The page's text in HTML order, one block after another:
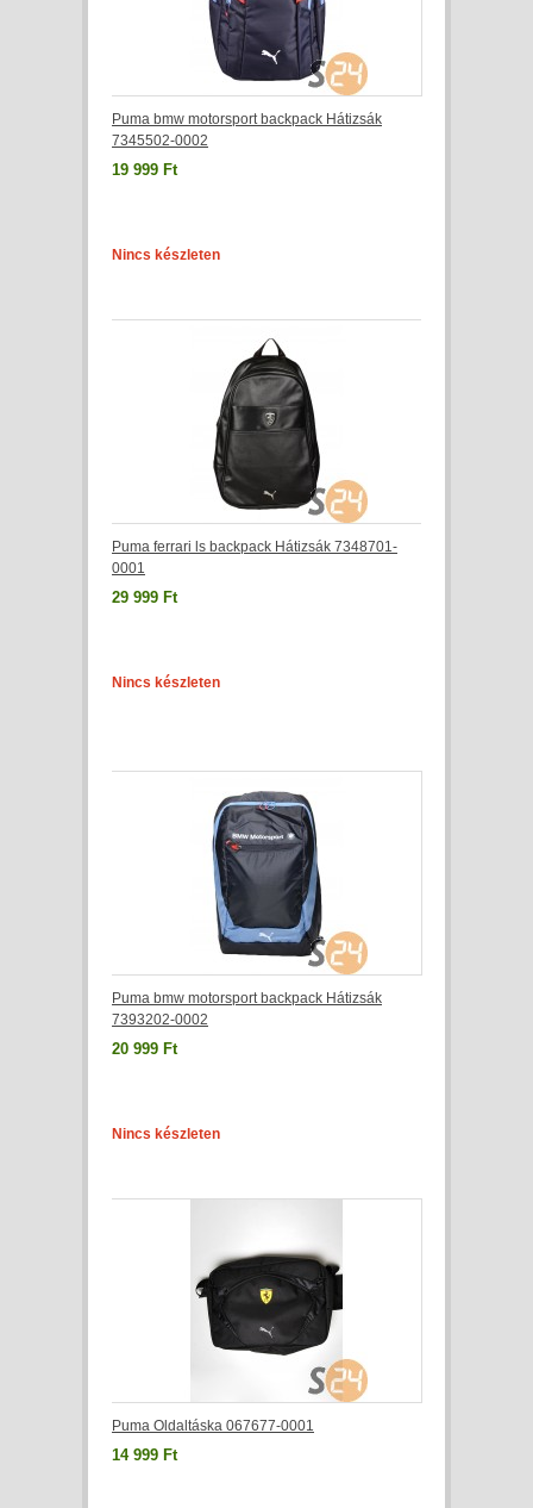
Puma bmw motorsport backpack Hátizsák
7345502-0002
19 999 Ft
Nincs készleten
Puma ferrari ls backpack Hátizsák 7348701-
0001
29 999 Ft
Nincs készleten
Puma bmw motorsport backpack Hátizsák
7393202-0002
20 999 Ft
Nincs készleten
Puma Oldaltáska 067677-0001
14 999 Ft